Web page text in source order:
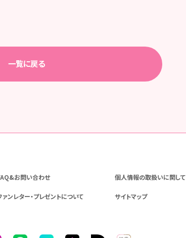
一覧に戻る
お問い合わせ 個人情報の取扱いに関して
ァンレター・プレゼントについて サイトマップ